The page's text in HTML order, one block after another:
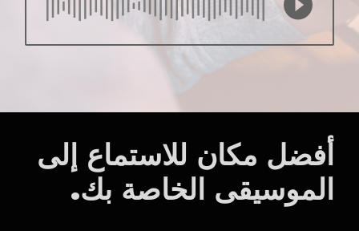
أفضل مكان للاستماع إلى
الموسيقى الخاصة بك.